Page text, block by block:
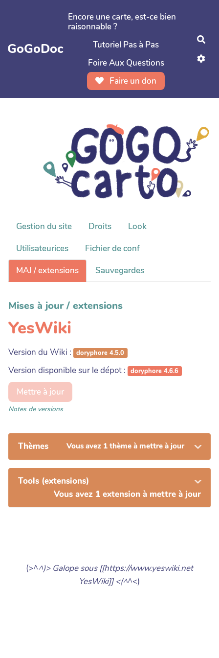
Aller au contenu principal
GoGoDoc
Encore une carte, est-ce bien
raisonnable ?
Tutoriel Pas à Pas
Foire Aux Questions
Faire un don
Gestion du site Droits
Look
Utilisateurices
Fichier de conf
MAJ / extensions
Sauvegardes
Mises à jour / extensions
YesWiki
Version du Wiki : doryphore 4.5.0
Version disponible sur le dépot : doryphore 4.6.6
Mettre à jour
Notes de versions
Thèmes Vous avez 1 thème à mettre à jour
Tools (extensions)
Vous avez 1 extension à mettre à jour
(>^^)> Galope sous [[https://www.yeswiki.net
YesWiki]] <(^^<)